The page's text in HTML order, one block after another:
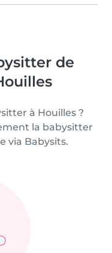
de
à Houilles ?
la babysitter
via Babysits.